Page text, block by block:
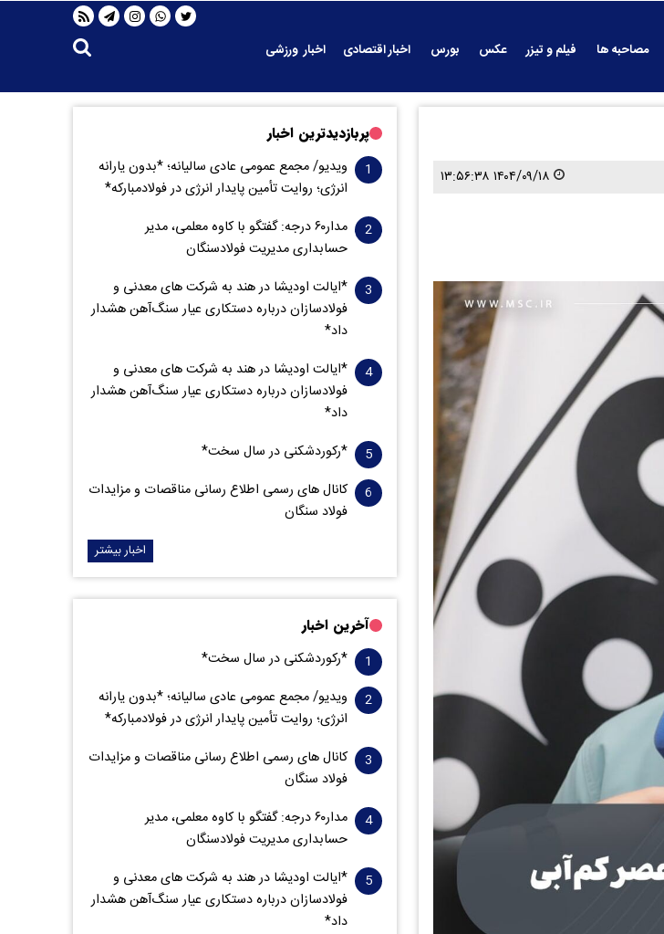
مصاحبه ها فیلم و تیزر عکس بورس اخبار اقتصادی
اخبار ورزشی
۱۴۰۴/۰۹/۱۸ ۱۳:۵۶:۳۸
پربازدیدترین اخبار
ویدیو/ مجمع عمومی عادی سالیانه؛ *بدون یارانه
انرژی؛ روایت تأمین پایدار انرژی در فولادمبارکه*
مدار‌۶٠ درجه: گفتگو با کاوه معلمی، مدیر
حسابداری مدیریت فولادسنگان
*ایالت اودیشا در هند به شرکت های معدنی و
فولادسازان درباره دستکاری عیار سنگ‌آهن هشدار
داد*
*ایالت اودیشا در هند به شرکت های معدنی و
فولادسازان درباره دستکاری عیار سنگ‌آهن هشدار
داد*
*رکوردشکنی در سال سخت*
کانال های رسمی اطلاع رسانی مناقصات و مزایدات
فولاد سنگان
اخبار بیشتر
آخرین اخبار
*رکوردشکنی در سال سخت*
ویدیو/ مجمع عمومی عادی سالیانه؛ *بدون یارانه
انرژی؛ روایت تأمین پایدار انرژی در فولادمبارکه*
کانال های رسمی اطلاع رسانی مناقصات و مزایدات
فولاد سنگان
مدار‌۶٠ درجه: گفتگو با کاوه معلمی، مدیر
حسابداری مدیریت فولادسنگان
*ایالت اودیشا در هند به شرکت های معدنی و
فولادسازان درباره دستکاری عیار سنگ‌آهن هشدار
داد*